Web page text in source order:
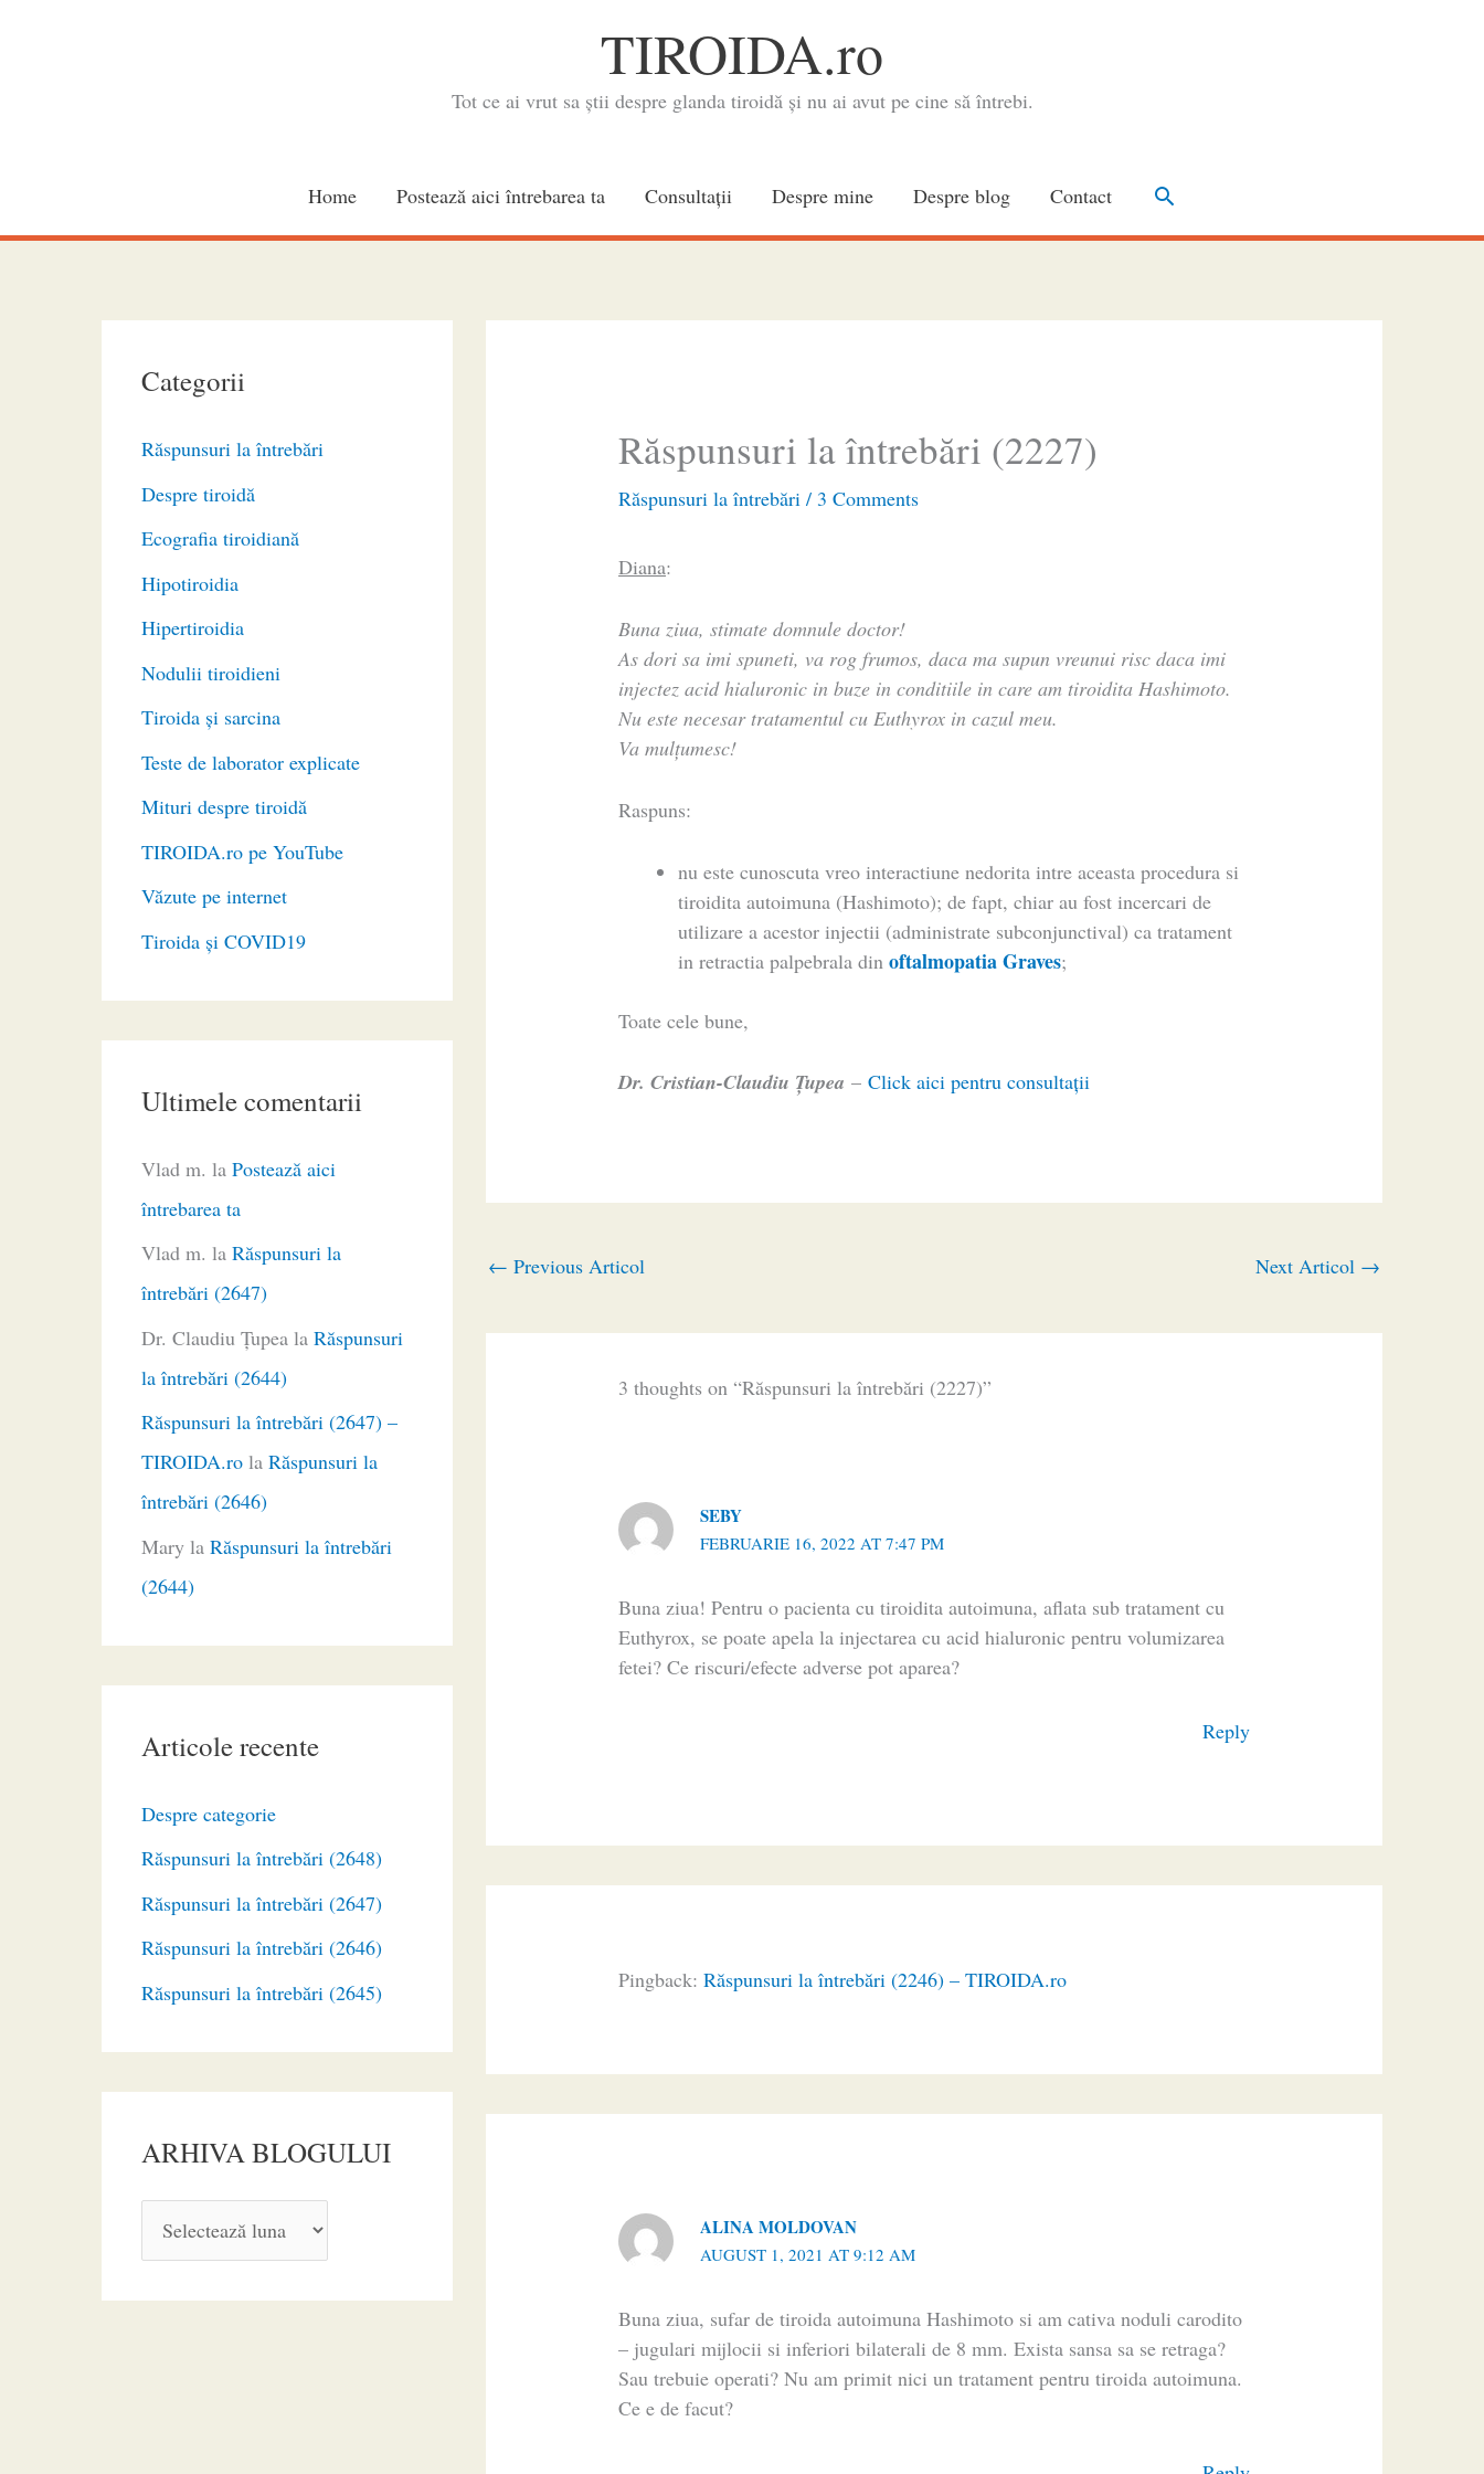
TIROIDA.ro
Tot ce ai vrut sa știi despre glanda tiroidă și nu ai avut pe cine să întrebi.
Home Postează aici întrebarea ta Consultaţii Despre mine Despre blog Contact Search
Categorii
Răspunsuri la întrebări
Despre tiroidă
Ecografia tiroidiană
Hipotiroidia
Hipertiroidia
Nodulii tiroidieni
Tiroida și sarcina
Teste de laborator explicate
Mituri despre tiroidă
TIROIDA.ro pe YouTube
Văzute pe internet
Tiroida și COVID19
Ultimele comentarii
Vlad m. la Postează aici
întrebarea ta
Vlad m. la Răspunsuri la
întrebări (2647)
Dr. Claudiu Ţupea la Răspunsuri
la întrebări (2644)
Răspunsuri la întrebări (2647) –
TIROIDA.ro la Răspunsuri la
întrebări (2646)
Mary la Răspunsuri la întrebări
(2644)
Articole recente
Despre categorie
Răspunsuri la întrebări (2648)
Răspunsuri la întrebări (2647)
Răspunsuri la întrebări (2646)
Răspunsuri la întrebări (2645)
ARHIVA BLOGULUI
R
H
Răspunsuri la întrebări (2227)
Răspunsuri la întrebări / 3 Comments
Diana:
Buna ziua, stimate domnule doctor!
As dori sa imi spuneti, va rog frumos, daca ma supun vreunui risc daca imi
injectez acid hialuronic in buze in conditiile in care am tiroidita Hashimoto.
Nu este necesar tratamentul cu Euthyrox in cazul meu.
Va mulțumesc!
Raspuns:
nu este cunoscuta vreo interactiune nedorita intre aceasta procedura si
tiroidita autoimuna (Hashimoto); de fapt, chiar au fost incercari de
utilizare a acestor injectii (administrate subconjunctival) ca tratament
in retractia palpebrala dinoftalmopatia Graves;
Toate cele bune,
Dr. Cristian-Claudiu Ţupea –Click aici pentru consultaţii
← Previous Articol Next Articol →
3 thoughts on “Răspunsuri la întrebări (2227)”
SEBY
FEBRUARIE 16, 2022 AT 7:47 PM
Buna ziua! Pentru o pacienta cu tiroidita autoimuna, aflata sub tratament cu
Euthyrox, se poate apela la injectarea cu acid hialuronic pentru volumizarea
fetei? Ce riscuri/efecte adverse pot aparea?
Reply
Pingback:Răspunsuri la întrebări (2246) – TIROIDA.ro
ALINA MOLDOVAN
AUGUST 1, 2021 AT 9:12 AM
Buna ziua, sufar de tiroida autoimuna Hashimoto si am cativa noduli carodito
– jugulari mijlocii si inferiori bilaterali de 8 mm. Exista sansa sa se retraga?
Sau trebuie operati? Nu am primit nici un tratament pentru tiroida autoimuna.
Ce e de facut?